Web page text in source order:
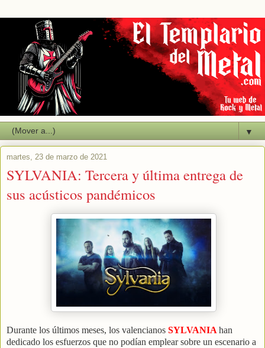
▼
martes, 23 de marzo de 2021
SYLVANIA: Tercera y última entrega de
sus acústicos pandémicos
Durante los últimos meses, los valencianos SYLVANIA han
dedicado los esfuerzos que no podían emplear sobre un escenario a